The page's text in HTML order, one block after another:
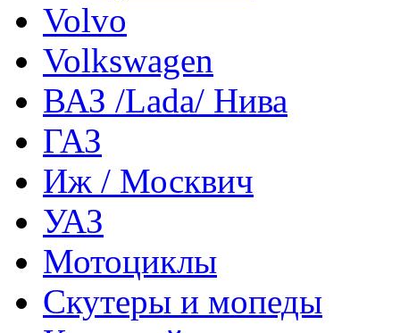
Volvo
Volkswagen
ВАЗ /Lada/ Нива
ГАЗ
Иж / Москвич
УАЗ
Мотоциклы
Скутеры и мопеды